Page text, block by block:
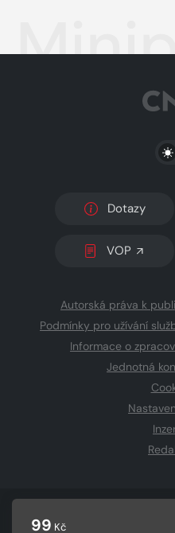
99 Kč
Dotazy
VOP
Autorská práva k
Podmínky pro užívání
Informace o
Jednotná
CZECH